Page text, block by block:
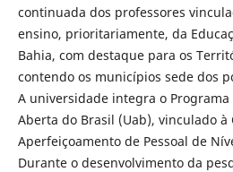
continuada dos professores
ensino, prioritariamente, da
Bahia, com destaque para os
contendo os municípios sede dos
A universidade integra o
Aberta do Brasil (Uab), vinculado à
Aperfeiçoamento de Pessoal de
Durante o desenvolvimento da